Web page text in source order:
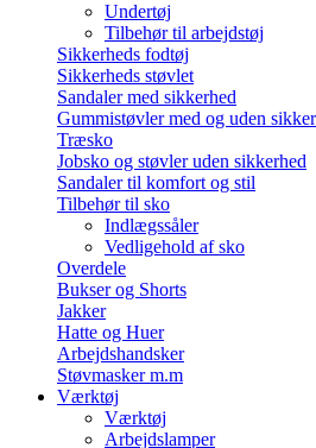
Undertøj
Tilbehør til arbejdstøj
Sikkerheds fodtøj
Sikkerheds støvlet
Sandaler med sikkerhed
Gummistøvler med og uden
Træsko
Jobsko og støvler uden sikkerhed
Sandaler til komfort og stil
Tilbehør til sko
Indlægssåler
Vedligehold af sko
Overdele
Bukser og Shorts
Jakker
Hatte og Huer
Arbejdshandsker
Støvmasker m.m
Værktøj
Værktøj
Arbejdslamper